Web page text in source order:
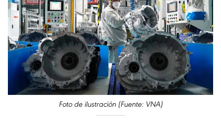
Foto de ilustración (Fuente: VNA)